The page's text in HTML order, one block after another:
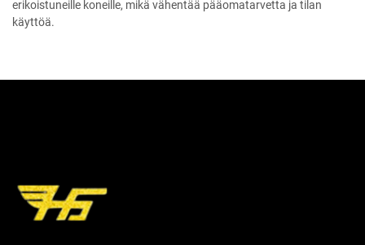
erikoistuneille koneille, mikä vähentää pääomatarvetta ja tilan
käyttöä.